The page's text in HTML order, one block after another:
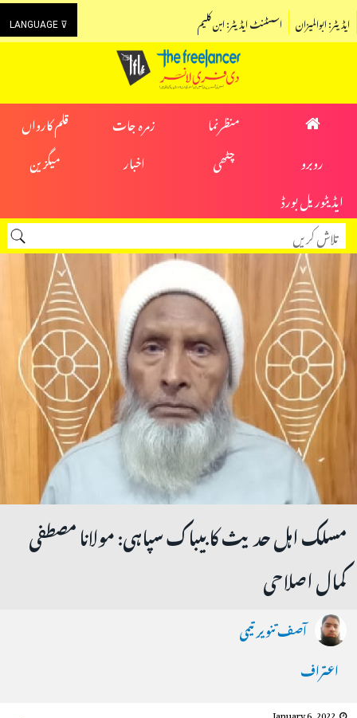
LANGUAGE ⊽ اسسٹنٹ ایڈیٹر: ابن کلیم ایڈیٹر: ابوالمیزان
منظرنما زمرہ جات
قلم کارواں
روبرو
چٹھی اخبار
میگزین
ایڈیٹوریل بورڈ
مسلک اہل حدیث کا بیباک سپاہی: مولانا مصطفی
کمال اصلاحی
آصف تنویر تیمی
اعتراف